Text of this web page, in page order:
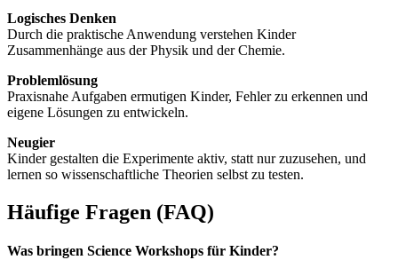
Logisches Denken
Durch die praktische Anwendung verstehen Kinder
Zusammenhänge aus der Physik und der Chemie.
Problemlösung
Praxisnahe Aufgaben ermutigen Kinder, Fehler zu erkennen und
eigene Lösungen zu entwickeln.
Neugier
Kinder gestalten die Experimente aktiv, statt nur zuzusehen, und
lernen so wissenschaftliche Theorien selbst zu testen.
Häufige Fragen (FAQ)
Was bringen Science Workshops für Kinder?